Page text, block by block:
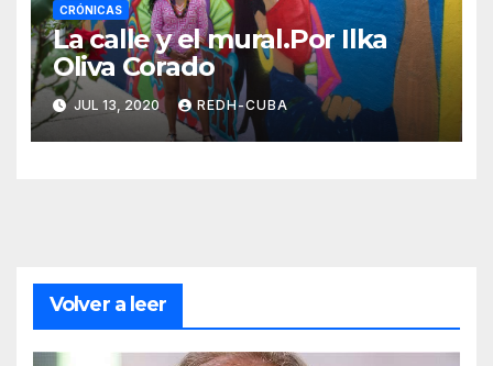
CRÓNICAS
La calle y el mural.Por Ilka
Oliva Corado
JUL 13, 2020 REDH-CUBA
Volver a leer